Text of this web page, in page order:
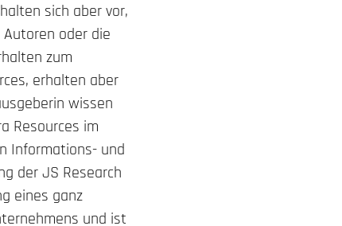
sich aber vor,
oder die
zum
erhalten aber
wissen
Resources im
Informations- und
der JS Research
eines ganz
und ist